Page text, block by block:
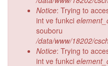
Notice: Trying to
int ve funkci
souboru
/data/www/18202/
Notice: Trying to
int ve funkci